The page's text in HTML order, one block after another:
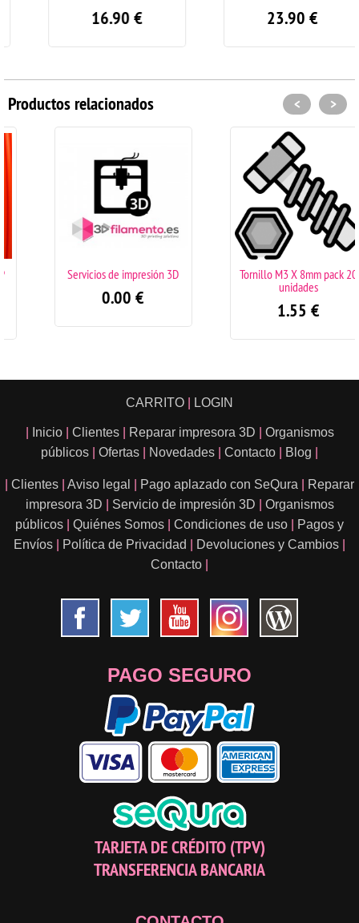
16.90€ 23.90€
Productos relacionados
Servicios de impresión 3D
€
Tornillo M3 X 8mm pack 20
unidades
€
< >
CARRITO LOGIN
Inicio Clientes Reparar impresora 3D
Organismos
públicos
Ofertas Novedades Contacto Blog
Clientes Aviso legal Pago aplazado con SeQura
Reparar
impresora 3D
Servicio de impresión 3D
Organismos
públicos
Quiénes Somos Condiciones de uso
Pagos y
Envíos
Política de Privacidad Devoluciones y Cambios
Contacto
PAGO SEGURO
TARJETA DE CRÉDITO (TPV)
TRANSFERENCIA BANCARIA